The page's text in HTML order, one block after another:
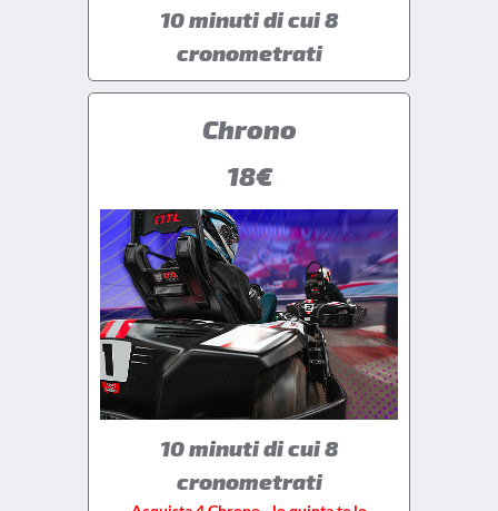
10 minuti di cui 8
cronometrati
Chrono
18€
10 minuti di cui 8
cronometrati